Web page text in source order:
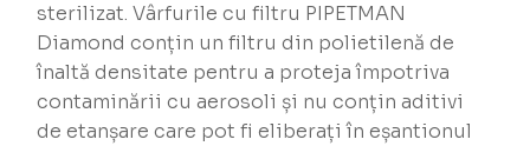
sterilizat. Vârfurile cu filtru PIPETMAN
Diamond conțin un filtru din polietilenă de
înaltă densitate pentru a proteja împotriva
contaminării cu aerosoli și nu conțin aditivi
de etanșare care pot fi eliberați în eșantionul